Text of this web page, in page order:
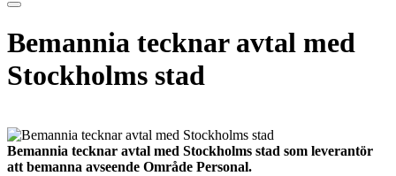
Bemannia tecknar avtal med
Stockholms stad
Bemannia tecknar avtal med Stockholms stad som leverantör
att bemanna avseende Område Personal.